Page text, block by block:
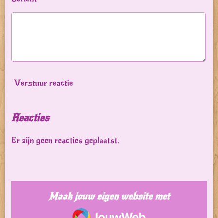
Verstuur reactie
Reacties
Er zijn geen reacties geplaatst.
Maak jouw eigen website met
JouwWeb